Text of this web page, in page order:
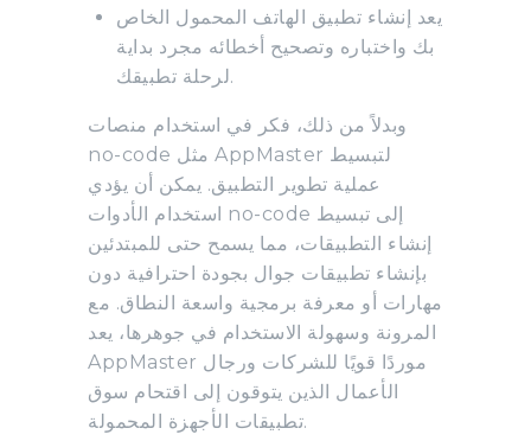
يعد إنشاء تطبيق الهاتف المحمول الخاص
بك واختباره وتصحيح أخطائه مجرد بداية
لرحلة تطبيقك.
وبدلاً من ذلك، فكر في استخدام منصات
no-code مثل AppMaster لتبسيط
عملية تطوير التطبيق. يمكن أن يؤدي
استخدام الأدوات no-code إلى تبسيط
إنشاء التطبيقات، مما يسمح حتى للمبتدئين
بإنشاء تطبيقات جوال بجودة احترافية دون
مهارات أو معرفة برمجية واسعة النطاق. مع
المرونة وسهولة الاستخدام في جوهرها، يعد
AppMaster موردًا قويًا للشركات ورجال
الأعمال الذين يتوقون إلى اقتحام سوق
تطبيقات الأجهزة المحمولة.